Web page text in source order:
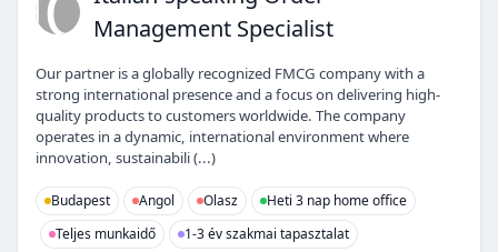
Management Specialist
Our partner is a globally recognized FMCG company with a
strong international presence and a focus on delivering high-
quality products to customers worldwide. The company
operates in a dynamic, international environment where
innovation, sustainabili (...)
Budapest Angol Olasz
Heti 3 nap home office
Teljes munkaidő
1-3 év szakmai tapasztalat